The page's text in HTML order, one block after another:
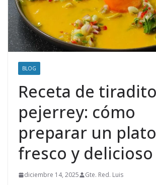
BLOG
Receta de
pejerrey: cómo
preparar un plato
fresco y delicioso
diciembre 14, 2025 Gte. Red. Luis